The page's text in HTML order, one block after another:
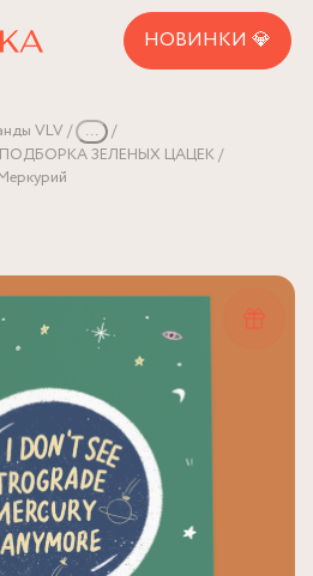
НОВИНКИ 💎
VLV
...
ПОДБОРКА ЗЕЛЕНЫХ ЦАЦЕК